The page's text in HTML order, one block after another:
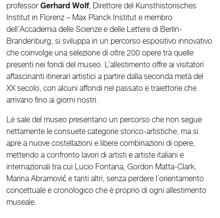
professor Gerhard Wolf, Direttore del Kunsthistorisches
Institut in Florenz – Max Planck Institut e membro
dell’Accademia delle Scienze e delle Lettere di Berlin-
Brandenburg, si sviluppa in un percorso espositivo innovativo
che coinvolge una selezione di oltre 200 opere tra quelle
presenti nei fondi del museo. L’allestimento offre ai visitatori
affascinanti itinerari artistici a partire dalla seconda metà del
XX secolo, con alcuni affondi nel passato e traiettorie che
arrivano fino ai giorni nostri.
Le sale del museo presentano un percorso che non segue
nettamente le consuete categorie storico-artistiche, ma si
apre a nuove costellazioni e libere combinazioni di opere,
mettendo a confronto lavori di artisti e artiste italiani e
internazionali tra cui Lucio Fontana, Gordon Matta-Clark,
Marina Abramović e tanti altri, senza perdere l’orientamento
concettuale e cronologico che è proprio di ogni allestimento
museale.